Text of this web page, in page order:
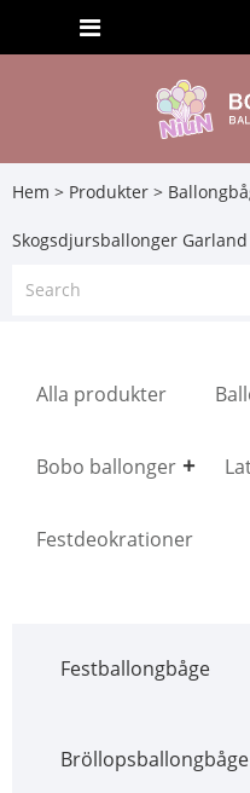
Hem > Produkter >
Skogsdjursballonger
Alla produkter
Bobo ballonger
Festdeokrationer
Festballongbåge
Bröllopsballongbåge